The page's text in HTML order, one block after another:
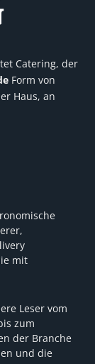
Catering, der
Form von
Haus, an
mit
Leser vom
zum
der Branche
und die